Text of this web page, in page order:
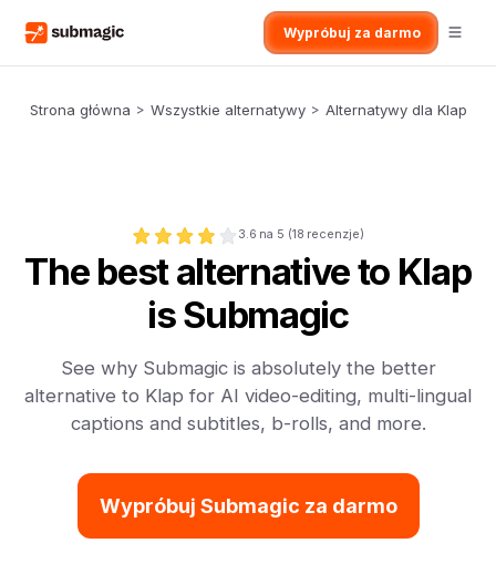
Wypróbuj za darmo
Strona główna > Wszystkie alternatywy > Alternatywy dla Klap
3.6 na 5 (18 recenzje)
The best alternative to Klap
is Submagic
See why Submagic is absolutely the better
alternative to Klap for AI video-editing, multi-lingual
captions and subtitles, b-rolls, and more.
Wypróbuj Submagic za darmo